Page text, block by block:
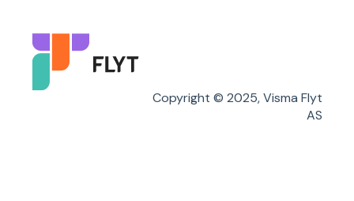
Flyt Foresatt
Copyright © 2025, Visma Flyt
AS